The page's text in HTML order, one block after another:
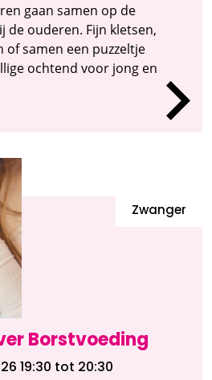
gaan samen op de
de ouderen. Fijn kletsen,
of samen een puzzeltje
ochtend voor jong en
Borstvoeding
Zwanger
19:30 tot 20:30